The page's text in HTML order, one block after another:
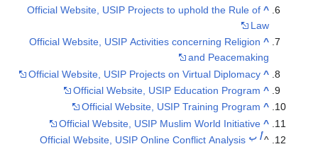
Official Website, USIP Projects to uphold the Rule of
Official Website, USIP Activities concerning Religion
and
Official Website, USIP Projects on Virtual Diplomacy
Official Website, USIP Education Program
Official Website, USIP Training Program
Official Website, USIP Muslim World Initiative
Official Website, USIP Online Conflict Analysis